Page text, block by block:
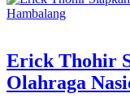
Erick Thohir
Olahraga